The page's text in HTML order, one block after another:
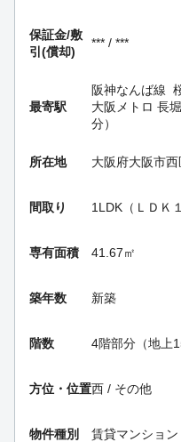
保証金/敷
引(償却)
*** / ***
最寄駅
阪神なんば線
大阪メトロ 長
分）
所在地 大阪府大阪市
間取り 1LDK（ＬＤＫ
専有面積 41.67㎡
築年数 新築
階数 4階部分（地上
方位・位置西 / その他
物件種別 賃貸マンション